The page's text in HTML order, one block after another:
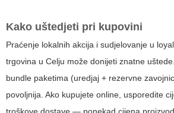
Kako uštedjeti pri kupovini
Praćenje lokalnih akcija i sudjelovanje u
trgovina u Celju može donijeti znatne
bundle paketima (uredjaj + rezervne
povoljnija. Ako kupujete online, usporedite